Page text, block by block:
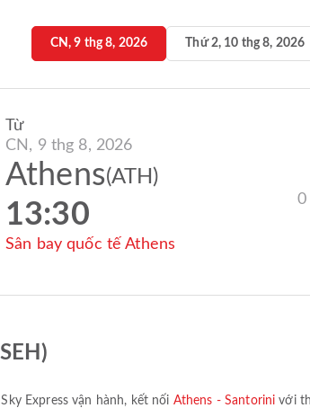
CN, 9 thg 8, 2026 Thứ 2, 10 thg 8, 2026
Từ
CN, 9 thg 8, 2026
Athens(ATH)
13:30
Sân bay quốc tế Athens
0
Sky Express vận hành, kết nối Athens - Santorini với